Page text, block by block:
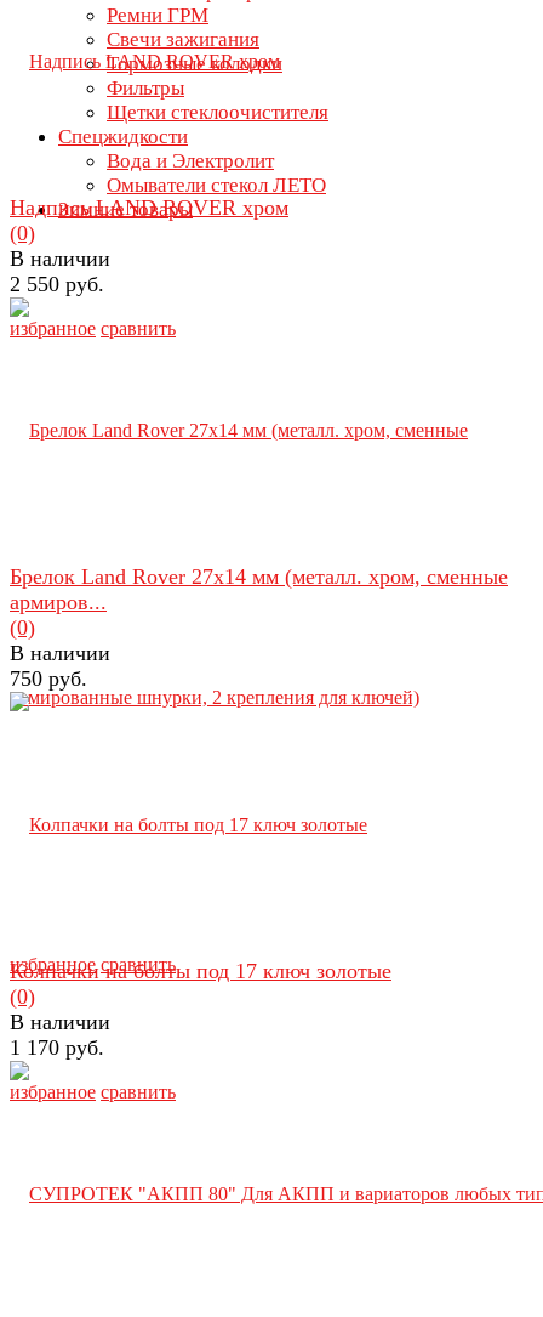
Ремни ГРМ
Свечи зажигания
Тормозные колодки
Фильтры
Щетки стеклоочистителя
Спецжидкости
Вода и Электролит
Омыватели стекол ЛЕТО
Зимние товары
избранное сравнить
Надпись LAND ROVER хром
(0)
В наличии
2 550 руб.
избранное сравнить
Брелок Land Rover 27х14 мм (металл. хром, сменные
армиров...
(0)
В наличии
750 руб.
избранное сравнить
Колпачки на болты под 17 ключ золотые
(0)
В наличии
1 170 руб.